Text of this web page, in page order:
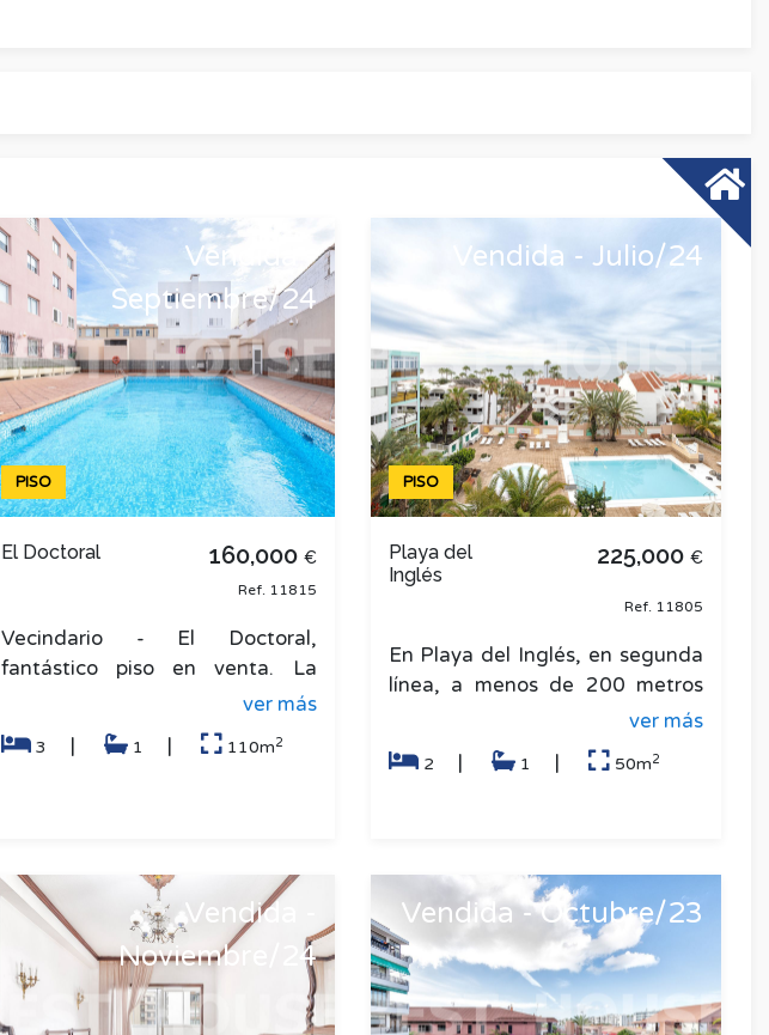
Vendida -
Septiembre/24
PISO
El Doctoral 160,000 €
Ref. 11815
Vecindario - El Doctoral,
fantástico piso en venta. La
propiedad cuenta con tres
dormitorios amplios, el principal
co
ver más
3 1 110m2
Vendida - Julio/24
PISO
Playa del
Inglés
225,000 €
Ref. 11805
En Playa del Inglés, en segunda
línea, a menos de 200 metros
del maravilloso Paseo de Costa
Canaria y de una de las pl
ver más
2 1 50m2
Vendida -
Noviembre/24
Vendida - Octubre/23